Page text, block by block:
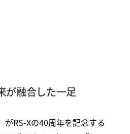
が融合した一足
がRS-Xの40周年を記念する